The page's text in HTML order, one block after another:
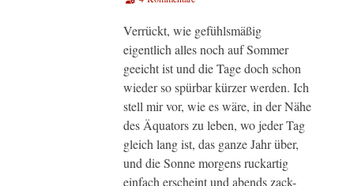
Verrückt, wie gefühlsmäßig
eigentlich alles noch auf Sommer
geeicht ist und die Tage doch schon
wieder so spürbar kürzer werden. Ich
stell mir vor, wie es wäre, in der Nähe
des Äquators zu leben, wo jeder Tag
gleich lang ist, das ganze Jahr über,
und die Sonne morgens ruckartig
einfach erscheint und abends zack-